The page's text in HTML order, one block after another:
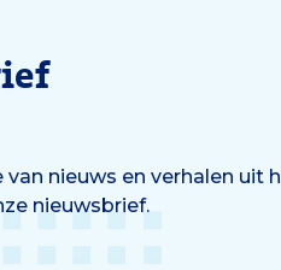
nieuws en verhalen uit
nieuwsbrief.